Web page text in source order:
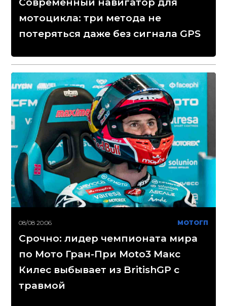
мотоцикла: три метода не
потеряться даже без сигнала GPS
08/08 20:06 МОТОГП
Срочно: лидер чемпионата мира
по Мото Гран-При Moto3 Макс
Килес выбывает из BritishGP с
травмой